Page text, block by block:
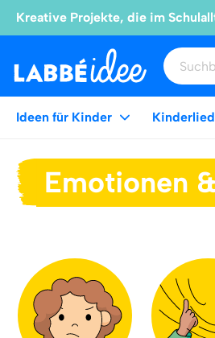
Kreative Projekte, die im
Ideen für Kinder
Emotionen